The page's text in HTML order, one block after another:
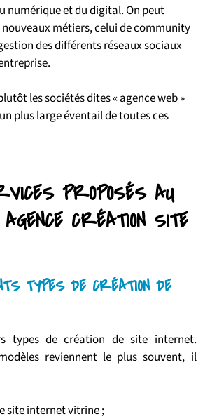
numérique et du digital. On peut
métiers, celui de community
des différents réseaux sociaux
les sociétés dites « agence web »
plus large éventail de toutes ces
PROPOSÉS AU
CRÉATION SITE
TYPES DE CRÉATION DE
types de création de site internet.
reviennent le plus souvent, il
site internet vitrine ;